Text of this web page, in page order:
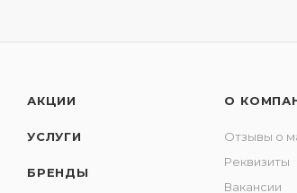
АКЦИИ
УСЛУГИ
БРЕНДЫ
О
Отзывы о
Реквизиты
Вакансии